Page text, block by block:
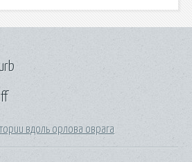
вдоль орлова оврага